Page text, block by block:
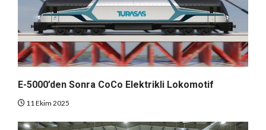
E-5000’den Sonra CoCo Elektrikli Lokomotif
11 Ekim 2025